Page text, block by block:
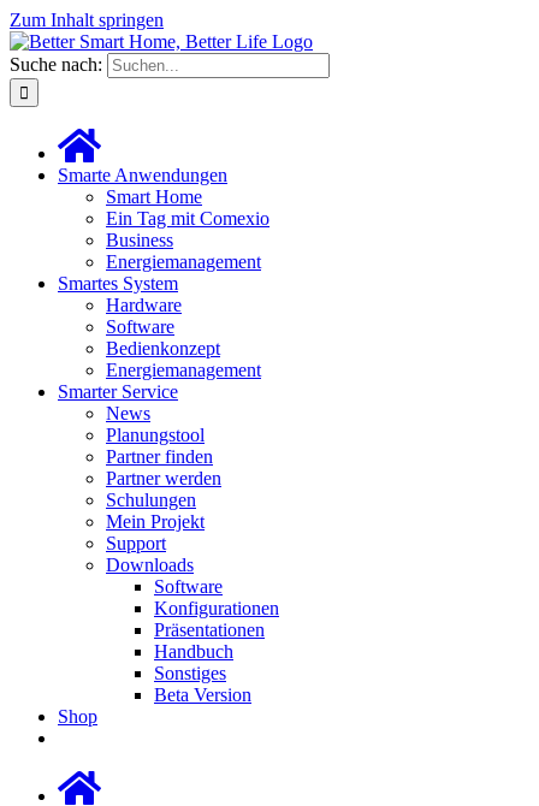
Zum Inhalt springen
Suche nach:
Smarte Anwendungen
Smart Home
Ein Tag mit Comexio
Business
Energiemanagement
Smartes System
Hardware
Software
Bedienkonzept
Energiemanagement
Smarter Service
News
Planungstool
Partner finden
Partner werden
Schulungen
Mein Projekt
Support
Downloads
Software
Konfigurationen
Präsentationen
Handbuch
Sonstiges
Beta Version
Shop